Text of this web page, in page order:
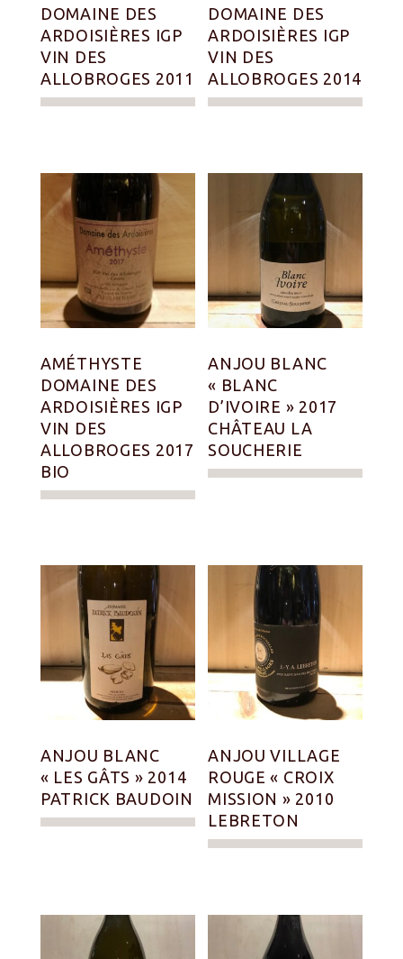
DOMAINE DES
ARDOISIÈRES IGP
VIN DES
ALLOBROGES 2011
DOMAINE DES
ARDOISIÈRES IGP
VIN DES
ALLOBROGES 2014
AMÉTHYSTE
DOMAINE DES
ARDOISIÈRES IGP
VIN DES
ALLOBROGES 2017
BIO
ANJOU BLANC
« BLANC
D’IVOIRE » 2017
CHÂTEAU LA
SOUCHERIE
ANJOU BLANC
« LES GÂTS » 2014
PATRICK BAUDOIN
ANJOU VILLAGE
ROUGE « CROIX
MISSION » 2010
LEBRETON